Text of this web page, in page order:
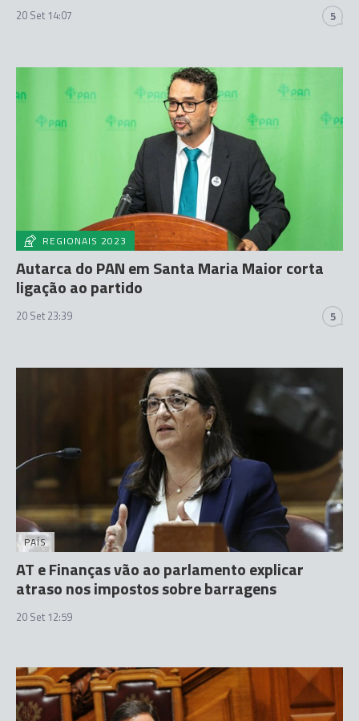
20 Set 14:07 5
REGIONAIS 2023
Autarca do PAN em Santa Maria Maior corta
ligação ao partido
20 Set 23:39 5
PAÍS
AT e Finanças vão ao parlamento explicar
atraso nos impostos sobre barragens
20 Set 12:59